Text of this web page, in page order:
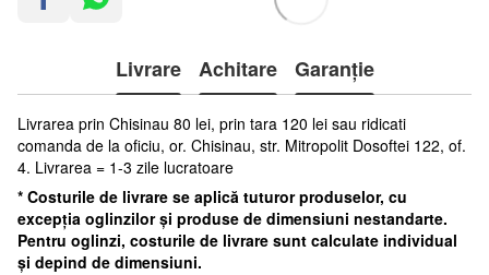
Livrare Achitare Garanție
Livrarea prin Chisinau 80 lei, prin tara 120 lei sau ridicati
comanda de la oficiu, or. Chisinau, str. Mitropolit Dosoftei 122, of.
4. Livrarea = 1-3 zile lucratoare
* Costurile de livrare se aplică tuturor produselor, cu
excepția oglinzilor și produse de dimensiuni nestandarte.
Pentru oglinzi, costurile de livrare sunt calculate individual
și depind de dimensiuni.